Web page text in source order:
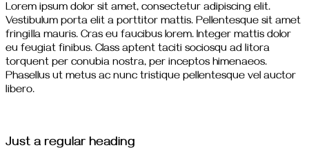
Lorem ipsum dolor sit amet, consectetur adipiscing elit.
Vestibulum porta elit a porttitor mattis. Pellentesque sit amet
fringilla mauris. Cras eu faucibus lorem. Integer mattis dolor
eu feugiat finibus. Class aptent taciti sociosqu ad litora
torquent per conubia nostra, per inceptos himenaeos.
Phasellus ut metus ac nunc tristique pellentesque vel auctor
libero.
Just a regular heading